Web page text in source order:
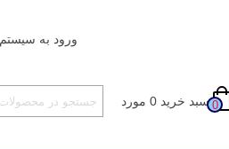
ورود به سیستم
0 سبد خرید 0 مورد